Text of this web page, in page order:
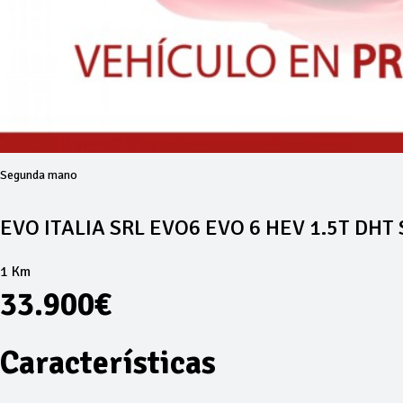
Segunda mano
EVO ITALIA SRL EVO6 EVO 6 HEV 1.5T DHT
1 Km
33.900€
Características